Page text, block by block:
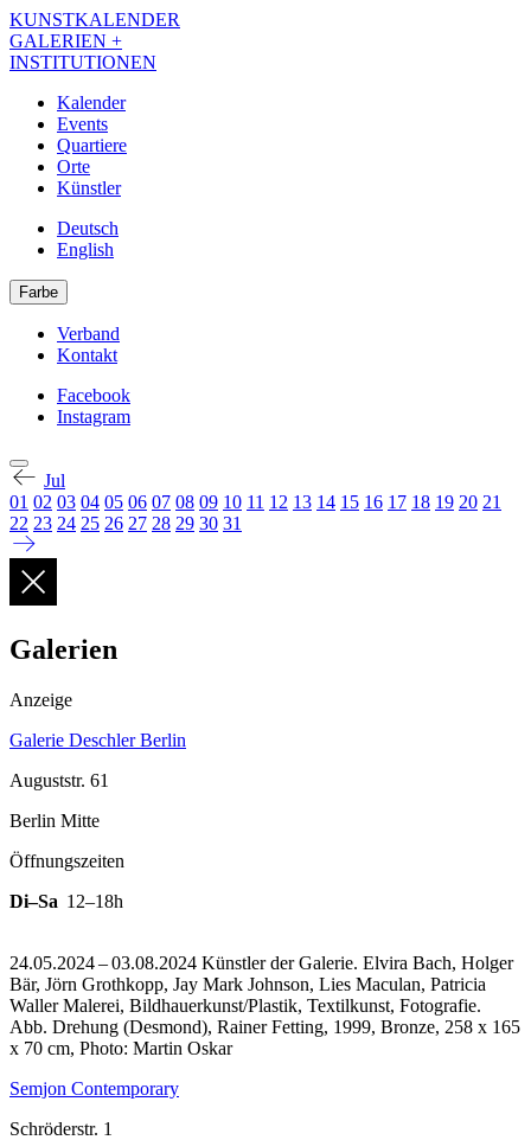
Direkt
zum
Inhalt
KUNSTKALENDER
GALERIEN +
INSTITUTIONEN
Navigation
Kalender
DE
Kalender
Events
Quartiere
Orte
Künstler
Deutsch
English
Farbe
Navigation
Meta
Kalender
Verband
Kontakt
Navigation
Social
Facebook
Instagram
Jul
01 02 03 04 05 06 07 08 09 10 11 12 13 14 15 16 17 18 19 20 21
22 23 24 25 26 27 28 29 30 31
Galerien
Anzeige
Galerie Deschler Berlin
Auguststr. 61
Berlin Mitte
Öffnungszeiten
Di–Sa 12–18h
24.05.2024 – 03.08.2024 Künstler der Galerie. Elvira Bach, Holger
Bär, Jörn Grothkopp, Jay Mark Johnson, Lies Maculan, Patricia
Waller Malerei, Bildhauerkunst/Plastik, Textilkunst, Fotografie.
Abb. Drehung (Desmond), Rainer Fetting, 1999, Bronze, 258 x 165
x 70 cm, Photo: Martin Oskar
Semjon Contemporary
Schröderstr. 1